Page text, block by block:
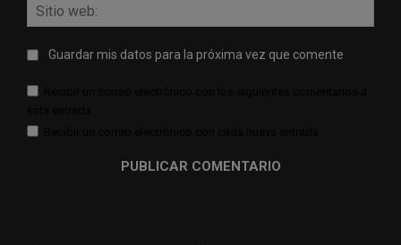
Guardar mis datos para la próxima vez que comente